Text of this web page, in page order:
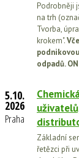
Podrobněji
na trh
Tvorba,
krokem".
odpadů.
5.10.
2026
Praha
Základní
řetězci při